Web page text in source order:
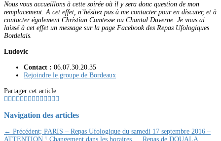
Nous vous accueillons à cette soirée où il y sera donc question de mon
remplacement. A cet effet, n’hésitez pas à me contacter pour en discuter, et à
contacter également Christian Comtesse ou Chantal Duverne. Je vous ai
laissé à cet effet un message sur la page Facebook des Repas Ufologiques
Bordelais.
Ludovic
Contact : 06.07.30.20.35
Rejoindre le groupe de Bordeaux
Partager cet article
Navigation des articles
← Précédent; PARIS – Repas Ufologique du samedi 17 septembre 2016 –
ATTENTION ! Changement dans les horaires … Repas de DOUALA